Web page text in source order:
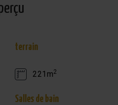
terrain
221m2
Salles de bain